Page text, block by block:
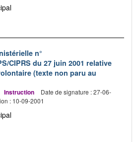
n°
CIPRS du 27 juin 2001 relative
(texte non paru au
Instruction
Date de signature : 27-06-
: 10-09-2001